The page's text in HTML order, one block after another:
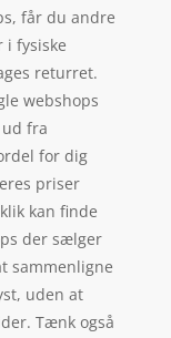
får du andre
i fysiske
returret.
webshops
fra
for dig
priser
kan finde
der sælger
sammenligne
uden at
Tænk også